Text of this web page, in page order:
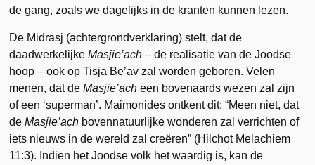
de gang, zoals we dagelijks in de kranten kunnen lezen.
De Midrasj (achtergrondverklaring) stelt, dat de
daadwerkelijkeMasjie’ach – de realisatie van de Joodse
hoop – ook op Tisja Be’av zal worden geboren. Velen
menen, dat deMasjie’ach een bovenaards wezen zal zijn
of een ‘superman’. Maimonides ontkent dit: “Meen niet, dat
deMasjie’ach bovennatuurlijke wonderen zal verrichten of
iets nieuws in de wereld zal creëren” (Hilchot Melachiem
11:3). Indien het Joodse volk het waardig is, kan de